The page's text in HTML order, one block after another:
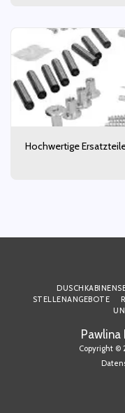
Hochwertige
Pawlina
Copyright ©
STELLENANGEBOTE